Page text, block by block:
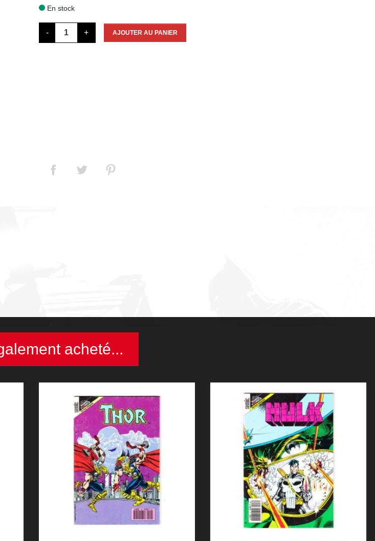
En stock
- + AJOUTER AU PANIER
acheté...